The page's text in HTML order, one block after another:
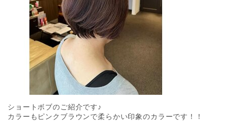
ショートボブのご紹介です♪
カラーもピンクブラウンで柔らかい印象のカラーです！！